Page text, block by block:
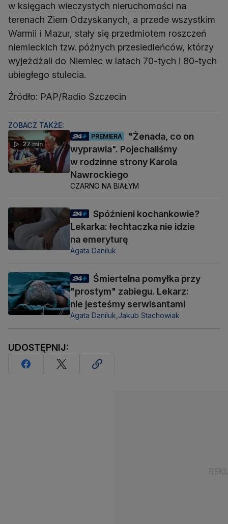
w księgach wieczystych nieruchomości na
terenach Ziem Odzyskanych, a przede wszystkim
Warmii i Mazur, stały się przedmiotem roszczeń
niemieckich tzw. późnych przesiedleńców, którzy
wyjeżdżali do Niemiec w latach 70-tych i 80-tych
ubiegłego stulecia.
Źródło: PAP/Radio Szczecin
ZOBACZ TAKŻE:
27 min
PREMIERA
"Żenada, co on
wyprawia". Pojechaliśmy
w rodzinne strony Karola
Nawrockiego
CZARNO NA BIAŁYM
Spóźnieni kochankowie?
Lekarka: łechtaczka nie idzie
na emeryturę
Agata Daniluk
Śmiertelna pomyłka przy
"prostym" zabiegu. Lekarz:
nie jesteśmy serwisantami
Agata Daniluk, Jakub Stachowiak
UDOSTĘPNIJ: